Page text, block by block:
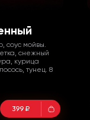
соус мойвы.
снежный
курица
тунец. 8
399 ₽